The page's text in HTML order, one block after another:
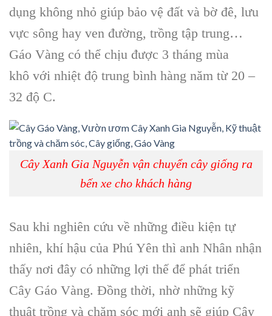
dụng không nhỏ giúp bảo vệ đất và bờ đê, lưu
vực sông hay ven đường, trồng tập trung…
Gáo Vàng có thể chịu được 3 tháng mùa
khô với nhiệt độ trung bình hàng năm từ 20 –
32 độ C.
Cây Xanh Gia Nguyễn vận chuyển cây giống ra
bến xe cho khách hàng
Sau khi nghiên cứu về những điều kiện tự
nhiên, khí hậu của Phú Yên thì anh Nhân nhận
thấy nơi đây có những lợi thế để phát triển
Cây Gáo Vàng. Đồng thời, nhờ những kỹ
thuật trồng và chăm sóc mới anh sẽ giúp Cây